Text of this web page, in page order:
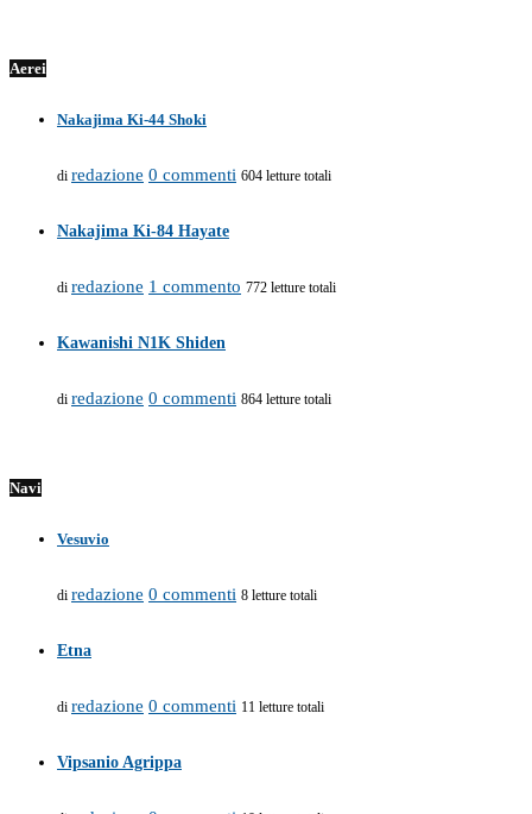
Aerei
Nakajima Ki-44 Shoki
di redazione 0 commenti 604 letture totali
Nakajima Ki-84 Hayate
di redazione 1 commento 772 letture totali
Kawanishi N1K Shiden
di redazione 0 commenti 864 letture totali
Navi
Vesuvio
di redazione 0 commenti 8 letture totali
Etna
di redazione 0 commenti 11 letture totali
Vipsanio Agrippa